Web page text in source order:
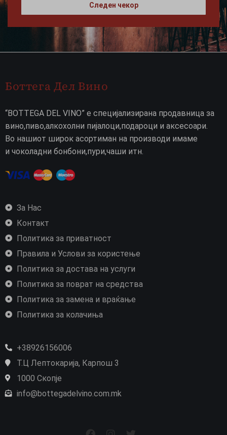
Следен чекор
Боттега Дел Вино
“BOTTEGA DEL VINO” е специјализирана продавница за
вино,пиво,алкохолни пијалоци,подароци и аксесоари.
Во нашиот широк асортиман на производи имаме
и чоколадни бонбони,пури,чаши итн.
За Нас
Контакт
Политика за приватност
Правила и Услови за користење
Политика за достава на услуги
Политика за поврат на средства
Политика за замена и враќање
Политика за колачиња
+38926156006
Т.Ц Лептокарија, Карпош 3
1000 Скопје
info@bottegadelvino.com.mk